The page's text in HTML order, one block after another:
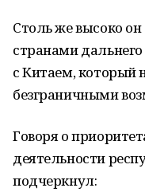
Столь же высоко
странами
с Китаем, который
безграничными
Говоря о
деятельности
подчеркнул: